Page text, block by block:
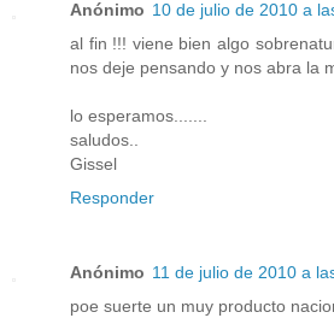
Anónimo 10 de julio de 2010 a
al fin !!! viene bien algo
nos deje pensando y nos abra la
lo esperamos.......
saludos..
Gissel
Responder
Anónimo 11 de julio de 2010 a
poe suerte un muy producto